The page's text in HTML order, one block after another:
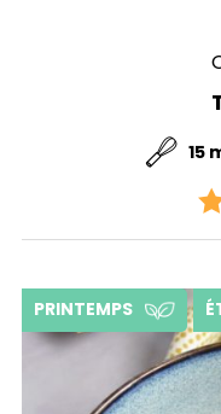
15
PRINTEMPS